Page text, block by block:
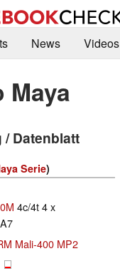
News
Videos
Deals Suche
Maya
Datenblatt
Serie)
4c/4t 4 x
Mali-400 MP2